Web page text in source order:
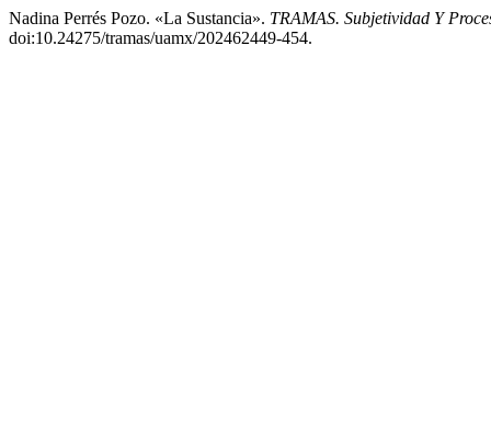
Nadina Perrés Pozo. «La Sustancia». TRAMAS. Subjetividad Y
doi:10.24275/tramas/uamx/202462449-454.